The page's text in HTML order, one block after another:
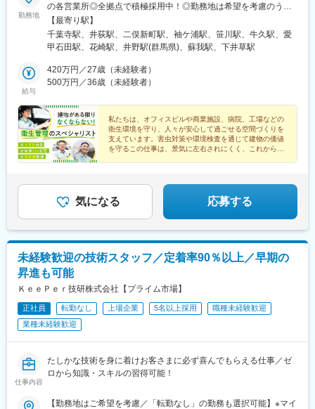
勤務地
の各営業所◎全拠点で積極採用中！◎勤務地は希望を考慮のうえ
で決定＜各地へ訪問し、ご当地グルメを楽しむことも！＞訪問先
は遠方になることもありますが、休憩時間にその場所のご当地グ
ルメを楽しむなど、楽しみながら仕事ができる雰囲気がありま
よりご確認いただけます
【最寄り駅】
千葉寺駅、井荻駅、二俣新町駅、袖ケ浦駅、笹川駅、牛久駅、愛
甲石田駅、花崎駅、井野駅(群馬県)、蘇我駅、下井草駅
給与
420万円／27歳（未経験者）
500万円／36歳（未経験者）
私たちは、オフィスビルや商業施設、病院、工場などの
衛生環境を守り、人々が安心して過ごせる空間づくりを
支えています。害虫対策や環境検査を通じて建物の価値
を守るこの仕事は、景気に左右されにくく、これから先
気になる 応募する
未経験歓迎の技術スタッフ／定着率90％以上／早期の
昇進も可能
ＫｅｅＰｅｒ技研株式会社【プライム市場】
正社員 転勤なし 上場企業 5名以上採用
職種未経験歓迎
業種未経験歓迎
仕事内容
たしかな技術を身に着けお客さまに必ず喜んでもらえる仕事／ゼ
ロから知識・スキルの習得可能！
【勤務地はご希望を考慮／「転勤なし」の勤務も選択可能】※マイ